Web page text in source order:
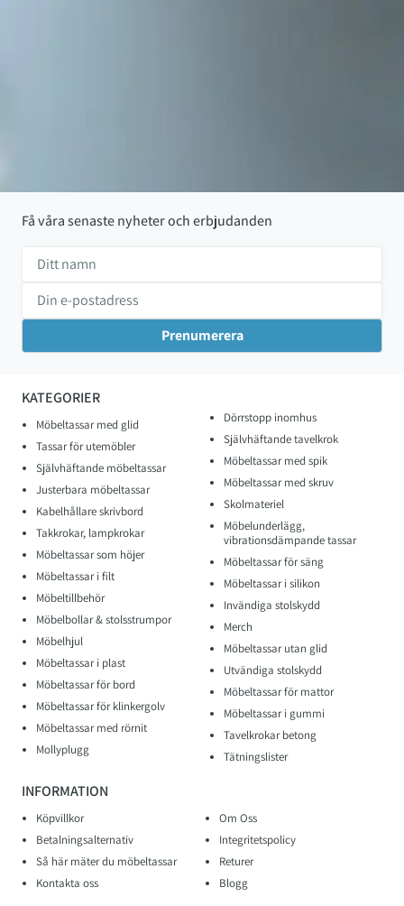
KATEGORIER
Möbeltassar med glid
Tassar för utemöbler
Självhäftande möbeltassar
Justerbara möbeltassar
Kabelhållare skrivbord
Takkrokar, lampkrokar
Möbeltassar som höjer
Möbeltassar i filt
Möbeltillbehör
Möbelbollar & stolsstrumpor
Möbelhjul
Möbeltassar i plast
Möbeltassar för bord
Möbeltassar för klinkergolv
Möbeltassar med rörnit
Mollyplugg
Dörrstopp inomhus
Självhäftande tavelkrok
Möbeltassar med spik
Möbeltassar med skruv
Skolmateriel
Möbelunderlägg,
vibrationsdämpande tassar
Möbeltassar för säng
Möbeltassar i silikon
Invändiga stolskydd
Merch
Möbeltassar utan glid
Utvändiga stolskydd
Möbeltassar för mattor
Möbeltassar i gummi
Tavelkrokar betong
Tätningslister
INFORMATION
Köpvillkor
Om Oss
Betalningsalternativ
Integritetspolicy
Så här mäter du möbeltassar
Returer
Kontakta oss
Blogg
Få våra senaste nyheter och erbjudanden